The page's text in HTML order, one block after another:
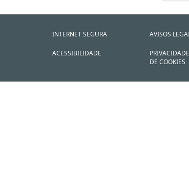
INTERNET SEGURA
ACESSIBILIDADE
AVISOS
DE COOKIES